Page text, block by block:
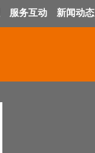
服务互动 新闻动态